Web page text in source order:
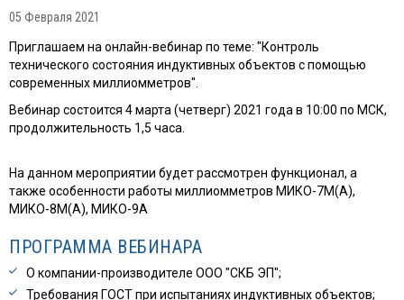
05 Февраля 2021
Приглашаем на онлайн-вебинар по теме: "Контроль
технического состояния индуктивных объектов с помощью
современных миллиомметров".
Вебинар состоится 4 марта (четверг) 2021 года в 10:00 по МСК,
продолжительность 1,5 часа.
На данном мероприятии будет рассмотрен функционал, а
также особенности работы миллиомметров МИКО-7М(А),
МИКО-8М(А), МИКО-9А
ПРОГРАММА ВЕБИНАРА
О компании-производителе ООО "СКБ ЭП";
Требования ГОСТ при испытаниях индуктивных объектов;